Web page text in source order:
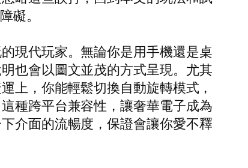
礙。
現代玩家。無論你是用手機還是桌
也會以圖文並茂的方式呈現。尤其
上，你能輕鬆切換自動旋轉模式，
種跨平台兼容性，讓奢華電子成為
介面的流暢度，保證會讓你愛不釋